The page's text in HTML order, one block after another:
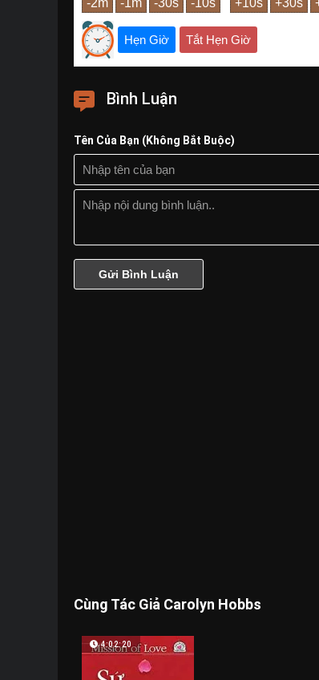
Phần 9
Phần Cuối
Hẹn Giờ Tắt Hẹn Giờ
Bình Luận
Tên Của Bạn (Không Bắt Buộc)
Cùng Tác Giả Carolyn Hobbs
4:02:20